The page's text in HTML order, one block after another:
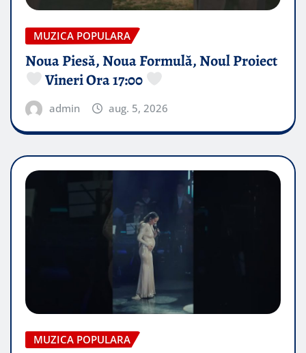
MUZICA POPULARA
Noua Piesă, Noua Formulă, Noul Proiect
Vineri Ora 17:00
admin aug. 5, 2026
MUZICA POPULARA